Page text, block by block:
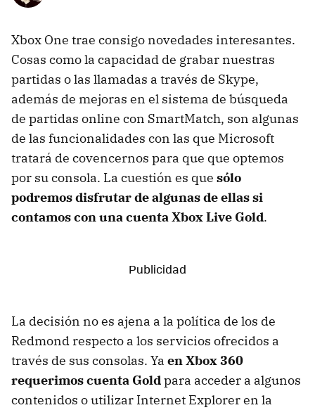
Xbox One trae consigo novedades interesantes.
Cosas como la capacidad de grabar nuestras
partidas o las llamadas a través de Skype,
además de mejoras en el sistema de búsqueda
de partidas online con SmartMatch, son algunas
de las funcionalidades con las que Microsoft
tratará de covencernos para que que optemos
por su consola. La cuestión es que sólo
podremos disfrutar de algunas de ellas si
contamos con una cuenta Xbox Live Gold.
La decisión no es ajena a la política de los de
Redmond respecto a los servicios ofrecidos a
través de sus consolas. Ya en Xbox 360
requerimos cuenta Goldpara acceder a algunos
contenidos o utilizar Internet Explorer en la